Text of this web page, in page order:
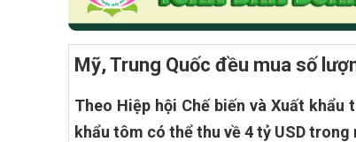
Mỹ, Trung Quốc đều mua số
Theo Hiệp hội Chế biến và Xuất
khẩu tôm có thể thu về 4 tỷ USD trong